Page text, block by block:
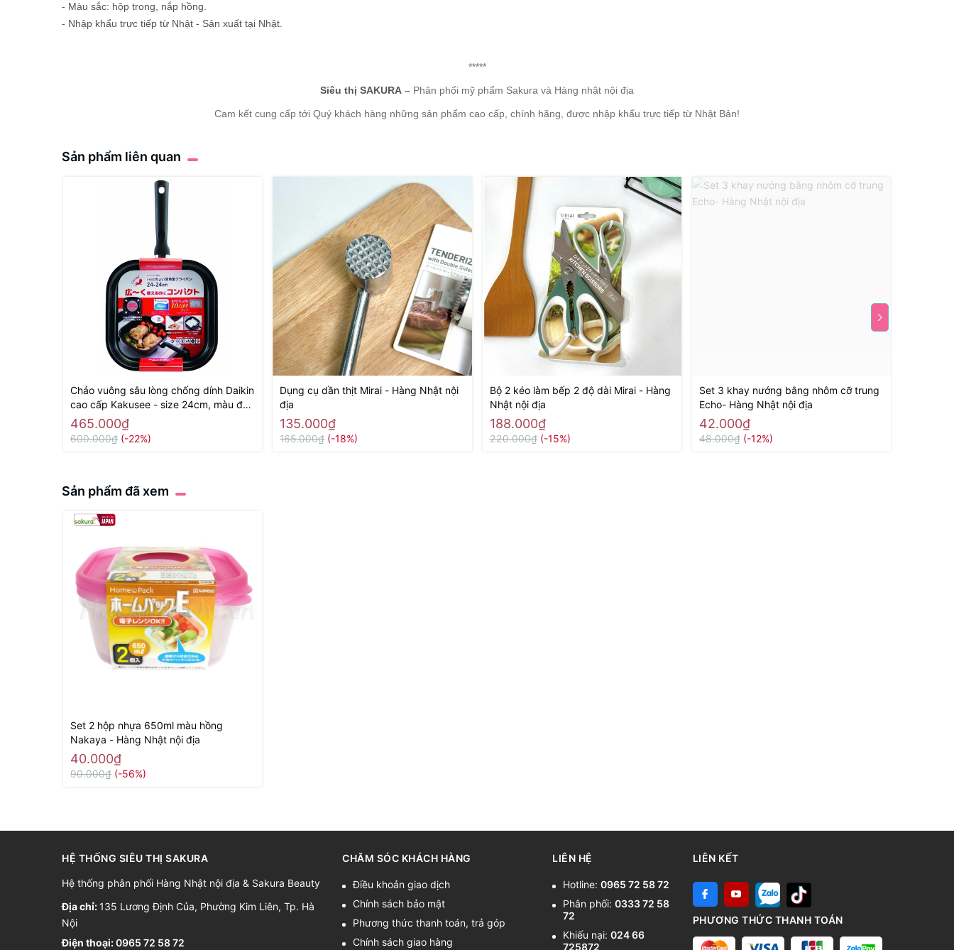
- Màu sắc: hộp trong, nắp hồng.
- Nhập khẩu trực tiếp từ Nhật - Sản xuất tại Nhật.
*****
Siêu thị SAKURA – Phân phối mỹ phẩm Sakura và Hàng nhật nội địa
Cam kết cung cấp tới Quý khách hàng những sản phẩm cao cấp, chính hãng, được nhập khẩu trực tiếp từ Nhật Bản!
Sản phẩm liên quan
Chảo vuông sâu lòng chống dính Daikin
cao cấp Kakusee - size 24cm, màu đỏ
- Hàng Nhật nội địaa
465.000₫
600.000₫ (-22%)
Dụng cụ dần thịt Mirai - Hàng Nhật nội
địa
135.000₫
165.000₫ (-18%)
Bộ 2 kéo làm bếp 2 độ dài Mirai - Hàng
Nhật nội địa
188.000₫
220.000₫ (-15%)
Set 3 khay nướng bằng nhôm cỡ trung
Echo- Hàng Nhật nội địa
42.000₫
48.000₫ (-12%)
Sản phẩm đã xem
Set 2 hộp nhựa 650ml màu hồng
Nakaya - Hàng Nhật nội địa
40.000₫
90.000₫ (-56%)
HỆ THỐNG SIÊU THỊ SAKURA
Hệ thống phân phối Hàng Nhật nội địa & Sakura Beauty
Địa chỉ: 135 Lương Định Của, Phường Kim Liên, Tp. Hà
Nội
Điện thoại:0965 72 58 72
CHĂM SÓC KHÁCH HÀNG
Điều khoản giao dịch
Chính sách bảo mật
Phương thức thanh toán, trả góp
Chính sách giao hàng
LIÊN HỆ
Hotline:0965 72 58 72
Phân phối:0333 72 58
72
Khiếu nại:024 66
725872
LIÊN KẾT
PHƯƠNG THỨC THANH TOÁN